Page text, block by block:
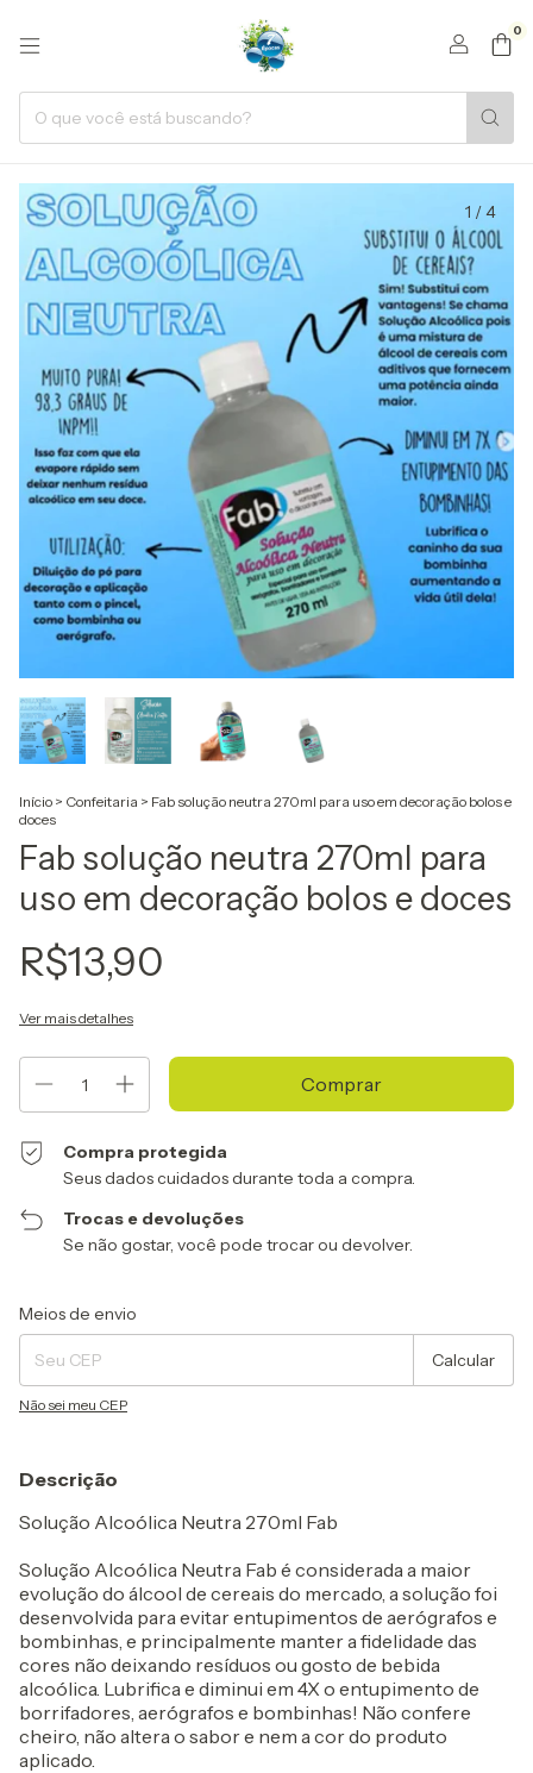
0
1 /4
Início > Confeitaria > Fab solução neutra 270ml para uso em decoração bolos e
doces
Fab solução neutra 270ml para
uso em decoração bolos e doces
R$13,90
Ver mais detalhes
Compra protegida
Seus dados cuidados durante toda a compra.
Trocas e devoluções
Se não gostar, você pode trocar ou devolver.
Entregas para o CEP:
Meios de envio
Calcular
Não sei meu CEP
Descrição
Solução Alcoólica Neutra 270ml Fab
Solução Alcoólica Neutra Fab é considerada a maior
evolução do álcool de cereais do mercado, a solução foi
desenvolvida para evitar entupimentos de aerógrafos e
bombinhas, e principalmente manter a fidelidade das
cores não deixando resíduos ou gosto de bebida
alcoólica. Lubrifica e diminui em 4X o entupimento de
borrifadores, aerógrafos e bombinhas! Não confere
cheiro, não altera o sabor e nem a cor do produto
aplicado.